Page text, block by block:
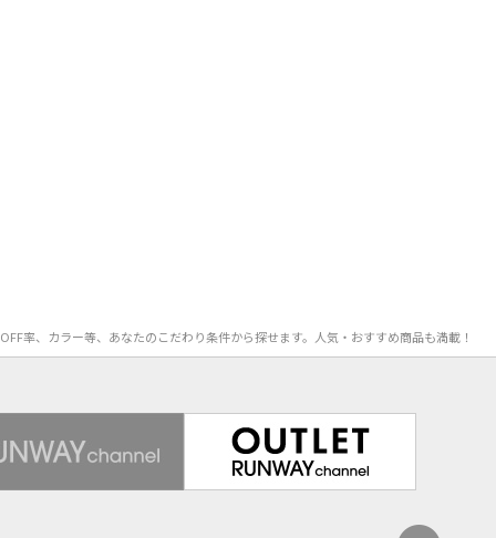
率、カラー等、あなたのこだわり条件から探せます。人気・おすすめ商品も満載！